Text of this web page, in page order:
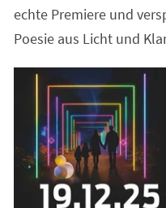
echte Premiere und
Poesie aus Licht und